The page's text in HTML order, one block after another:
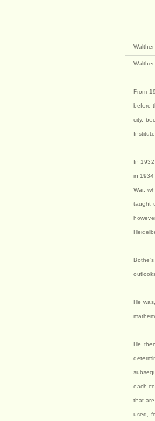
From
before
city,
In
in 1934
War,
taught
He
He
each
that
used,